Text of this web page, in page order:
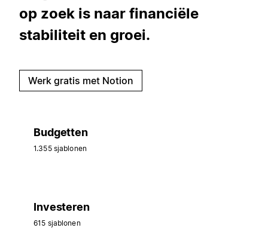
op zoek is naar financiële
stabiliteit en groei.
Werk gratis met Notion
Budgetten
1.355 sjablonen
Investeren
615 sjablonen